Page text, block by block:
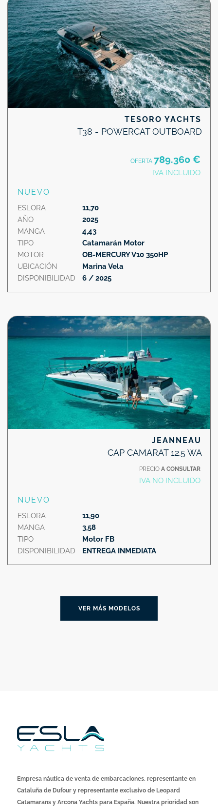
TESORO YACHTS
T38 - POWERCAT OUTBOARD
OFERTA 789.360 €
IVA INCLUIDO
NUEVO
ESLORA
AÑO
MANGA
TIPO
MOTOR
UBICACIÓN
DISPONIBILIDAD
11,70
2025
4,43
Catamarán Motor
OB-MERCURY V10 350HP
Marina Vela
6 / 2025
JEANNEAU
CAP CAMARAT 12.5 WA
PRECIO A CONSULTAR
IVA NO INCLUIDO
NUEVO
ESLORA
MANGA
TIPO
DISPONIBILIDAD
11,90
3,58
Motor FB
ENTREGA INMEDIATA
VER MÁS MODELOS
Empresa náutica de venta de embarcaciones, representante en
Cataluña de Dufour y representante exclusivo de Leopard
Catamarans y Arcona Yachts para España. Nuestra prioridad son